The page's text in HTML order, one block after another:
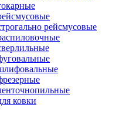
рейсмусовые
ковки